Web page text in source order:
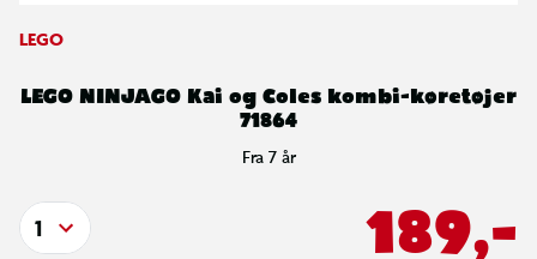
LEGO
LEGO NINJAGO Kai og Coles kombi-køretøjer
71864
Fra 7 år
189,-
1